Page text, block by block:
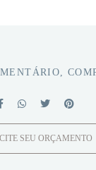
SEU ORÇAMENTO